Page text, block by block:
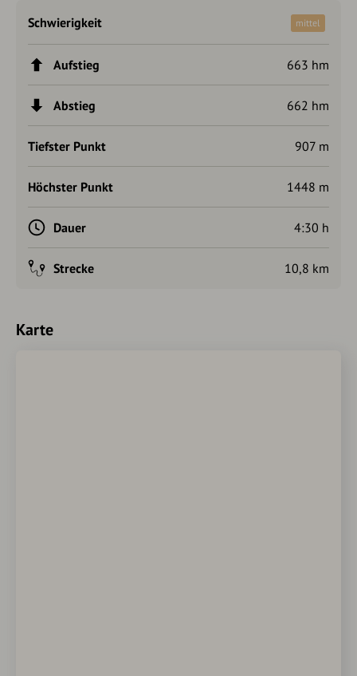
Schwierigkeit mittel
Aufstieg 663 hm
Abstieg 662 hm
Tiefster Punkt 907 m
Höchster Punkt 1448 m
Dauer 4:30 h
Strecke 10,8 km
Karte